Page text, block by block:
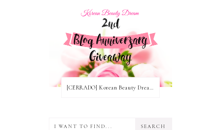
[CERRADO] Korean Beauty Dream Blog Anniversary Nº2! ~ Ganadoras